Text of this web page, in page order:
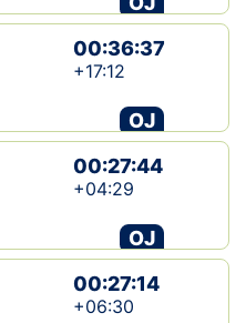
OTSI
00:36:37
+17:12
OJ
00:27:44
+04:29
OJ
00:27:14
+06:30